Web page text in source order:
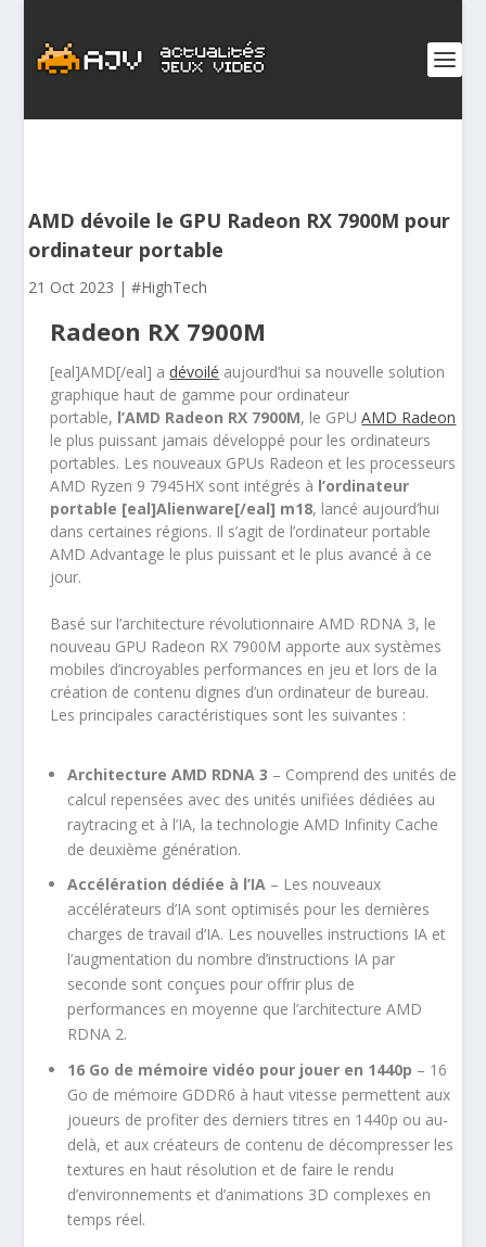
AMD dévoile le GPU Radeon RX 7900M pour
ordinateur portable
21 Oct 2023 |#HighTech
Radeon RX 7900M
[eal]AMD[/eal] a dévoilé aujourd’hui sa nouvelle solution
graphique haut de gamme pour ordinateur
portable, l’AMD Radeon RX 7900M, le GPUAMD Radeon
le plus puissant jamais développé pour les ordinateurs
portables. Les nouveaux GPUs Radeon et les processeurs
AMD Ryzen 9 7945HX sont intégrés à l’ordinateur
portable [eal]Alienware[/eal] m18, lancé aujourd’hui
dans certaines régions. Il s’agit de l’ordinateur portable
AMD Advantage le plus puissant et le plus avancé à ce
jour.
Basé sur l’architecture révolutionnaire AMD RDNA 3, le
nouveau GPU Radeon RX 7900M apporte aux systèmes
mobiles d’incroyables performances en jeu et lors de la
création de contenu dignes d’un ordinateur de bureau.
Les principales caractéristiques sont les suivantes :
Architecture AMD RDNA 3 – Comprend des unités de
calcul repensées avec des unités unifiées dédiées au
raytracing et à l’IA, la technologie AMD Infinity Cache
de deuxième génération.
Accélération dédiée à l’IA – Les nouveaux
accélérateurs d’IA sont optimisés pour les dernières
charges de travail d’IA. Les nouvelles instructions IA et
l’augmentation du nombre d’instructions IA par
seconde sont conçues pour offrir plus de
performances en moyenne que l’architecture AMD
RDNA 2.
16 Go de mémoire vidéo pour jouer en 1440p – 16
Go de mémoire GDDR6 à haut vitesse permettent aux
joueurs de profiter des derniers titres en 1440p ou au-
delà, et aux créateurs de contenu de décompresser les
textures en haut résolution et de faire le rendu
d’environnements et d’animations 3D complexes en
temps réel.